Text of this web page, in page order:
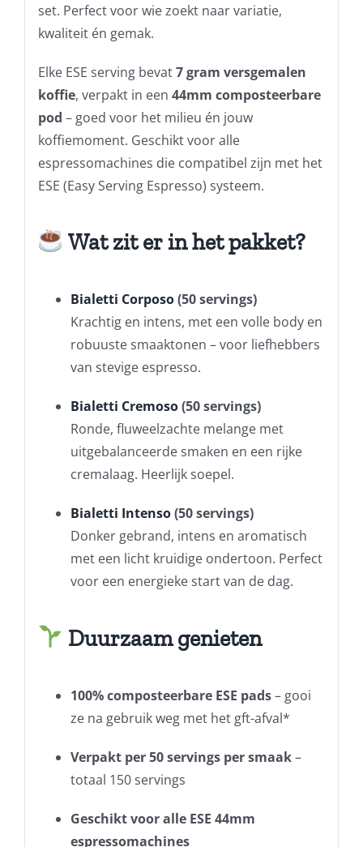
set. Perfect voor wie zoekt naar variatie,
kwaliteit én gemak.
Elke ESE serving bevat7 gram versgemalen
koffie, verpakt in een 44mm composteerbare
pod – goed voor het milieu én jouw
koffiemoment. Geschikt voor alle
espressomachines die compatibel zijn met het
ESE (Easy Serving Espresso) systeem.
Wat zit er in het pakket?
Bialetti Corposo(50 servings)
Krachtig en intens, met een volle body en
robuuste smaaktonen – voor liefhebbers
van stevige espresso.
Bialetti Cremoso(50 servings)
Ronde, fluweelzachte melange met
uitgebalanceerde smaken en een rijke
cremalaag. Heerlijk soepel.
Bialetti Intenso(50 servings)
Donker gebrand, intens en aromatisch
met een licht kruidige ondertoon. Perfect
voor een energieke start van de dag.
Duurzaam genieten
100% composteerbare ESE pads– gooi
ze na gebruik weg met het gft-afval*
Verpakt per 50 servings per smaak–
totaal 150 servings
Geschikt voor alle ESE 44mm
espressomachines